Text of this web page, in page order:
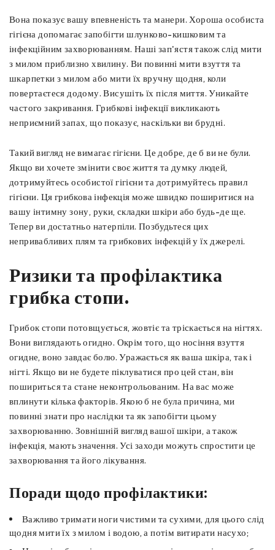
Вона показує вашу впевненість та манери. Хороша особиста
гігієна допомагає запобігти шлунково-кишковим та
інфекційним захворюванням. Наші зап'ястя також слід мити
з милом приблизно хвилину. Ви повинні мити взуття та
шкарпетки з милом або мити їх вручну щодня, коли
повертаєтеся додому. Висушіть їх після миття. Уникайте
частого закривання. Грибкові інфекції викликають
неприємний запах, що показує, наскільки ви брудні.
Такий вигляд не вимагає гігієни. Це добре, де б ви не були.
Якщо ви хочете змінити своє життя та думку людей,
дотримуйтесь особистої гігієни та дотримуйтесь правил
гігієни. Ця грибкова інфекція може швидко поширитися на
вашу інтимну зону, руки, складки шкіри або будь-де ще.
Тепер ви достатньо натерпіли. Позбудьтеся цих
непривабливих плям та грибкових інфекцій у їх джерелі.
Ризики та профілактика
грибка стопи.
Грибок стопи потовщується, жовтіє та тріскається на нігтях.
Вони виглядають огидно. Окрім того, що носіння взуття
огидне, воно завдає болю. Уражається як ваша шкіра, так і
нігті. Якщо ви не будете піклуватися про цей стан, він
пошириться та стане неконтрольованим. На вас може
вплинути кілька факторів. Якою б не була причина, ми
повинні знати про наслідки та як запобігти цьому
захворюванню. Зовнішній вигляд вашої шкіри, а також
інфекція, мають значення. Усі заходи можуть спростити це
захворювання та його лікування.
Поради щодо профілактики:
Важливо тримати ноги чистими та сухими, для цього слід
щодня мити їх з милом і водою, а потім витирати насухо;